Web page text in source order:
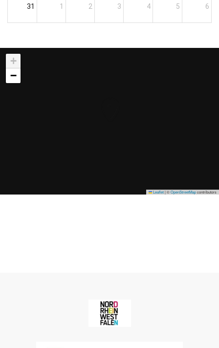
31 1 2 3 4 5 6
+
−
Leaflet|©OpenStreetMapcontributors